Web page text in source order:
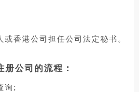
香港公司担任公司法定秘书。
公司的流程：
询;